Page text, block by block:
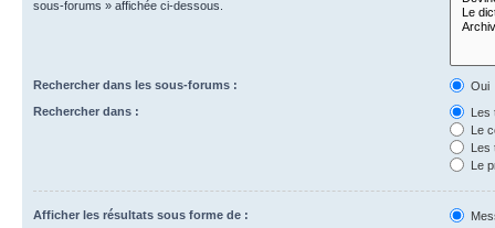
sous-forums » affichée ci-dessous.
Rechercher dans les sous-forums :
Oui
Rechercher dans :
Les
Le
Les
Le
Afficher les résultats sous forme de :